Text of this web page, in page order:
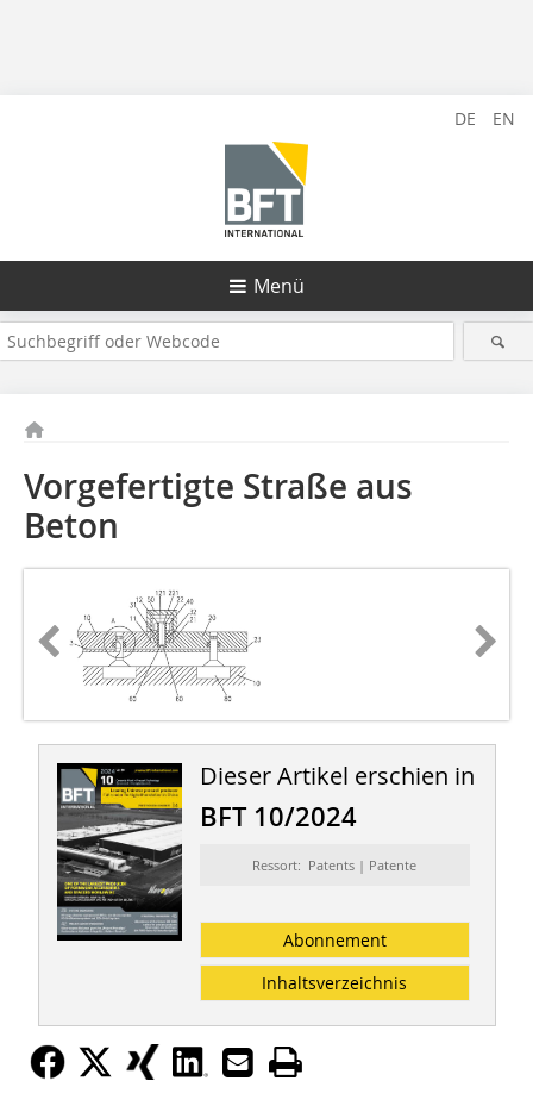
DE EN
Menü
Vorgefertigte Straße aus
Beton
Dieser Artikel erschien in
BFT 10/2024
Ressort: Patents | Patente
Abonnement
Inhaltsverzeichnis